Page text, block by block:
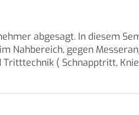
abgesagt. In diesem
Nahbereich, gegen
( Schnapptritt,